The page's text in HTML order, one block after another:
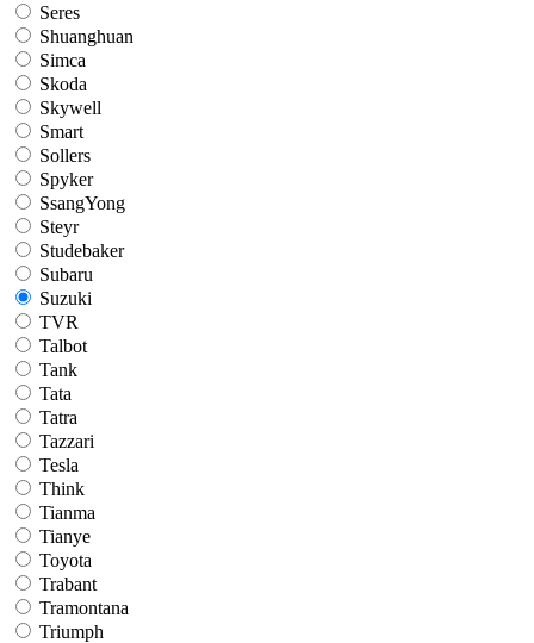
Seres
Shuanghuan
Simca
Skoda
Skywell
Smart
Sollers
Spyker
SsangYong
Steyr
Studebaker
Subaru
Suzuki
TVR
Talbot
Tank
Tata
Tatra
Tazzari
Tesla
Think
Tianma
Tianye
Toyota
Trabant
Tramontana
Triumph